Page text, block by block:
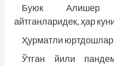
Буюк Алишер
айтганларидек, ҳар
Ҳурматли
Ўтган йили